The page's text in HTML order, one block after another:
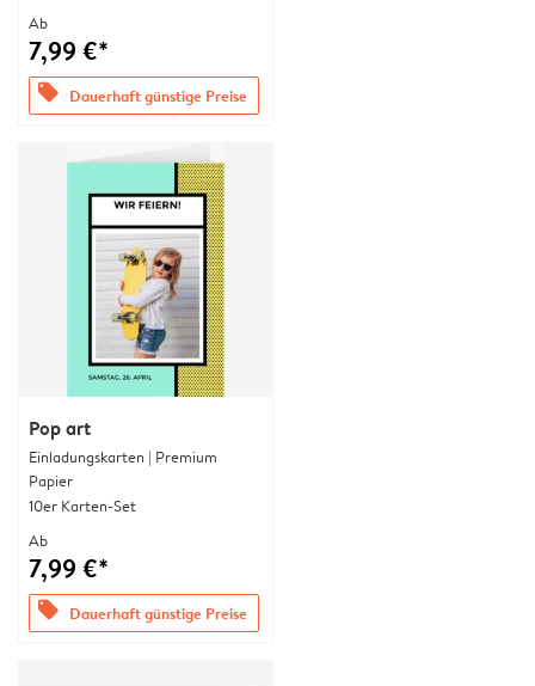
Ab
7,99 €*
offers Dauerhaft günstige Preise
Pop art
Einladungskarten | Premium
Papier
10er Karten-Set
Ab
7,99 €*
offers Dauerhaft günstige Preise